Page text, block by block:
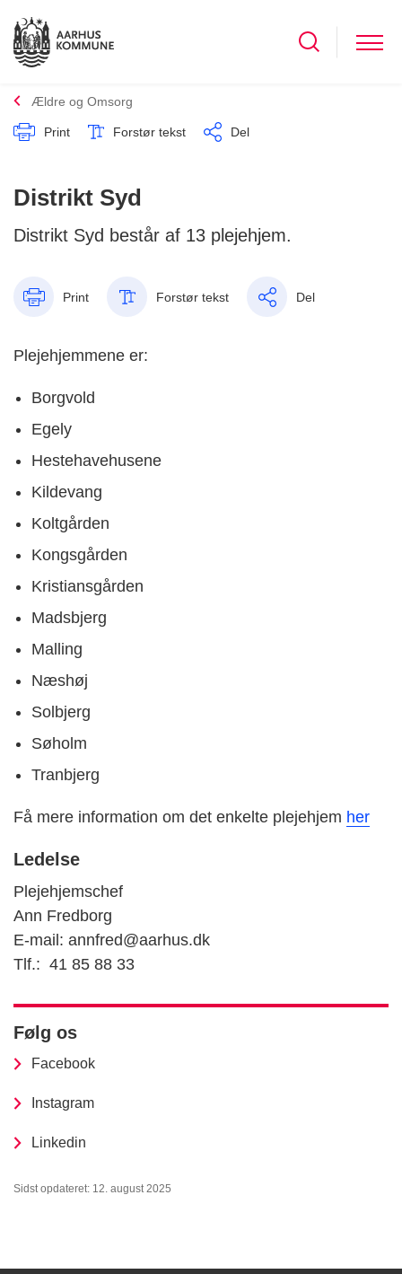
Ældre og Omsorg
Print Forstør tekst Del
Distrikt Syd
Distrikt Syd består af 13 plejehjem.
Print Forstør tekst Del
Plejehjemmene er:
Borgvold
Egely
Hestehavehusene
Kildevang
Koltgården
Kongsgården
Kristiansgården
Madsbjerg
Malling
Næshøj
Solbjerg
Søholm
Tranbjerg
Få mere information om det enkelte plejehjem her
Ledelse
Plejehjemschef
Ann Fredborg
E-mail: annfred@aarhus.dk
Tlf.: 41 85 88 33
Følg os
Facebook
Instagram
Linkedin
Sidst opdateret: 12. august 2025